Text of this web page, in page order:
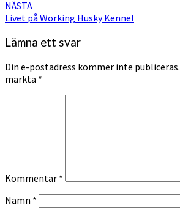
NÄSTA
Livet på Working Husky Kennel
Lämna ett svar
Din e-postadress kommer inte publiceras.
märkta *
Kommentar *
Namn *